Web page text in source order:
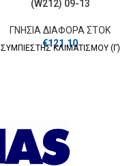
(W212) 09-13
ΓΝΗΣΙΑ ΔΙΑΦΟΡΑ ΣΤΟΚ
€121.10
ΣΥΜΠΙΕΣΤΗΣ ΚΛΙΜΑΤΙΣΜΟΥ (Γ)